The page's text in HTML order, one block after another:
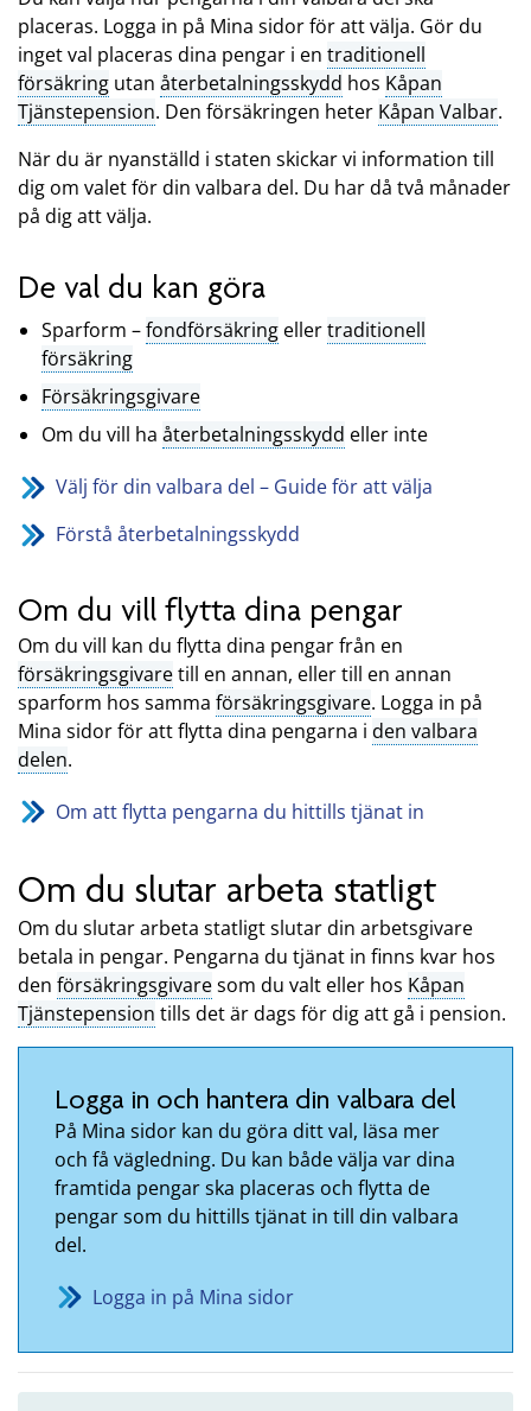
placeras. Logga in på Mina sidor för att välja. Gör du
inget val placeras dina pengar i en traditionell
försäkring utan återbetalningsskydd hos Kåpan
Tjänstepension. Den försäkringen heter Kåpan Valbar.
När du är nyanställd i staten skickar vi information till
dig om valet för din valbara del. Du har då två månader
på dig att välja.
De val du kan göra
Sparform –fondförsäkring ellertraditionell
försäkring
Försäkringsgivare
Om du vill ha återbetalningsskydd eller inte
Välj för din valbara del – Guide för att välja
Förstå återbetalningsskydd
Om du vill flytta dina pengar
Om du vill kan du flytta dina pengar från en
försäkringsgivaretill en annan, eller till en annan
sparform hos samma försäkringsgivare. Logga in på
Mina sidor för att flytta dina pengarna i den valbara
delen.
Om att flytta pengarna du hittills tjänat in
Om du slutar arbeta statligt
Om du slutar arbeta statligt slutar din arbetsgivare
betala in pengar. Pengarna du tjänat in finns kvar hos
den försäkringsgivaresom du valt eller hos Kåpan
Tjänstepension tills det är dags för dig att gå i pension.
Logga in och hantera din valbara del
På Mina sidor kan du göra ditt val, läsa mer
och få vägledning. Du kan både välja var dina
framtida pengar ska placeras och flytta de
pengar som du hittills tjänat in till din valbara
del.
Logga in på Mina sidor